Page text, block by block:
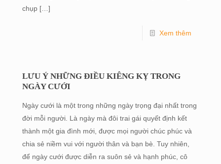
chụp […]
Xem thêm
LƯU Ý NHỮNG ĐIỀU KIÊNG KỴ TRONG
NGÀY CƯỚI
Ngày cưới là một trong những ngày trọng đại nhất trong
đời mỗi người. Là ngày mà đôi trai gái quyết định kết
thành một gia đình mới, được mọi người chúc phúc và
chia sẻ niềm vui với người thân và bạn bè. Tuy nhiên,
để ngày cưới được diễn ra suôn sẻ và hạnh phúc, cô